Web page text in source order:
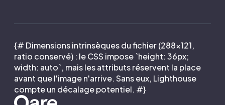
{# Dimensions intrinsèques du fichier (288×121,
ratio conservé) : le CSS impose `height: 36px;
width: auto`, mais les attributs réservent la place
avant que l'image n'arrive. Sans eux, Lighthouse
compte un décalage potentiel. #}